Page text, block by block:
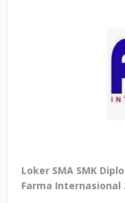
Loker SMA SMK
Farma Internasional